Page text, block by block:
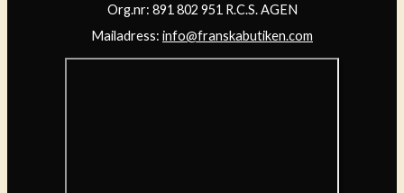
Org.nr: 891 802 951 R.C.S. AGEN
Mailadress: info@franskabutiken.com